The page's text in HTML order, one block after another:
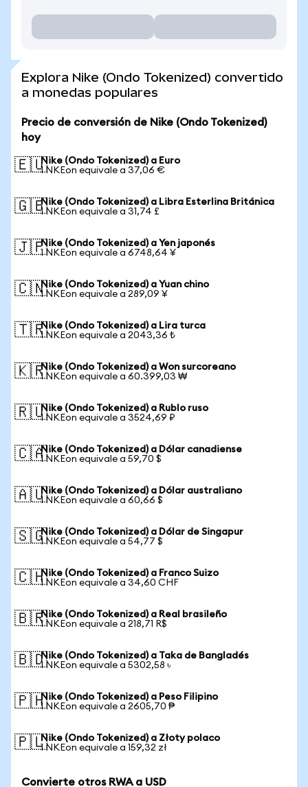
Explora Nike (Ondo Tokenized) convertido
a monedas populares
Precio de conversión de Nike (Ondo Tokenized)
hoy
🇪🇺Nike (Ondo Tokenized) a Euro
1 NKEon equivale a 37,06 €
🇬🇧Nike (Ondo Tokenized) a Libra Esterlina Británica
1 NKEon equivale a 31,74 £
🇯🇵Nike (Ondo Tokenized) a Yen japonés
1 NKEon equivale a 6748,64 ¥
🇨🇳Nike (Ondo Tokenized) a Yuan chino
1 NKEon equivale a 289,09 ¥
🇹🇷Nike (Ondo Tokenized) a Lira turca
1 NKEon equivale a 2043,36 ₺
🇰🇷Nike (Ondo Tokenized) a Won surcoreano
1 NKEon equivale a 60.399,03 ₩
🇷🇺Nike (Ondo Tokenized) a Rublo ruso
1 NKEon equivale a 3524,69 ₽
🇨🇦Nike (Ondo Tokenized) a Dólar canadiense
1 NKEon equivale a 59,70 $
🇦🇺Nike (Ondo Tokenized) a Dólar australiano
1 NKEon equivale a 60,66 $
🇸🇬Nike (Ondo Tokenized) a Dólar de Singapur
1 NKEon equivale a 54,77 $
🇨🇭Nike (Ondo Tokenized) a Franco Suizo
1 NKEon equivale a 34,60 CHF
🇧🇷Nike (Ondo Tokenized) a Real brasileño
1 NKEon equivale a 218,71 R$
🇧🇩Nike (Ondo Tokenized) a Taka de Bangladés
1 NKEon equivale a 5302,58 ৳
🇵🇭Nike (Ondo Tokenized) a Peso Filipino
1 NKEon equivale a 2605,70 ₱
🇵🇱Nike (Ondo Tokenized) a Złoty polaco
1 NKEon equivale a 159,32 zł
Convierte otros RWA a USD